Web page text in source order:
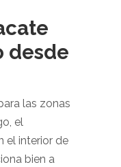
desde
las zonas
el
el interior de
bien a